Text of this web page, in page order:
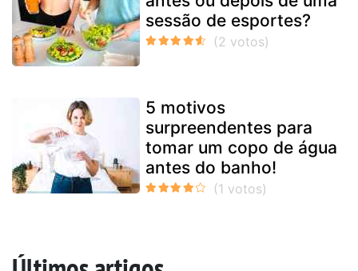
sessão de esportes?
5 motivos
surpreendentes para
tomar um copo de água
antes do banho!